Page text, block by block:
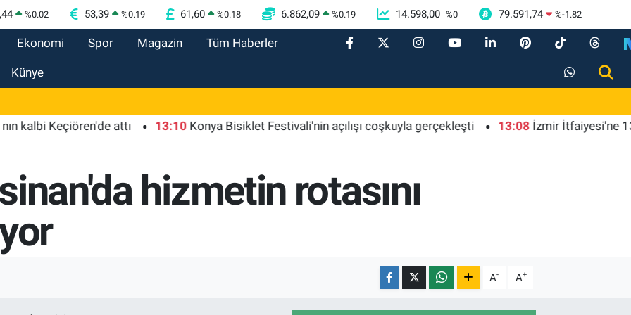
%0.02 53,39 %0.19 61,60 %0.18 6.862,09 %0.19 14.598,00 %0 79.591,74 %-1.82
Ekonomi Spor Magazin Tüm Haberler
Künye
Keçiören'de attı 13:10 Konya Bisiklet Festivali'nin açılışı coşkuyla gerçekleşti 13:08 İzmir İtfaiyesi'ne 13,5
hizmetin rotasını
A- A+